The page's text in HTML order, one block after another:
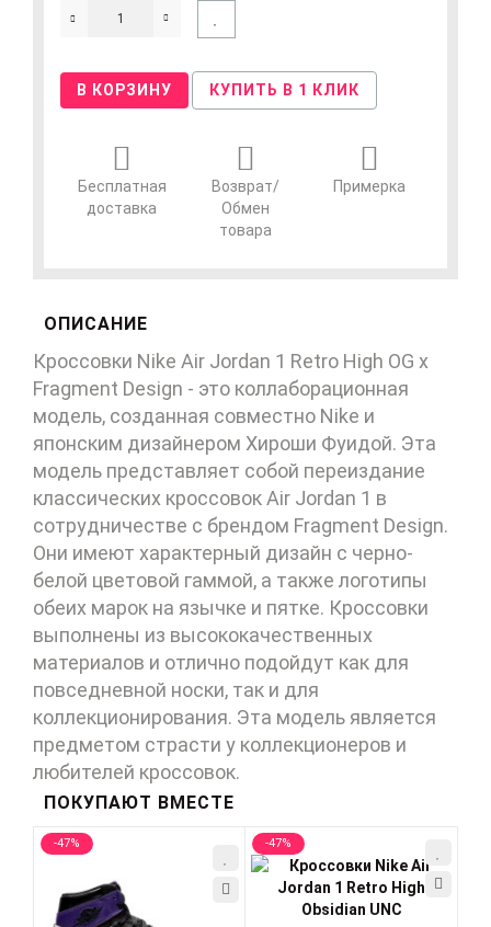
В КОРЗИНУ КУПИТЬ В 1 КЛИК
Бесплатная
доставка
Возврат/
Обмен
товара
Примерка
ОПИСАНИЕ
Кроссовки Nike Air Jordan 1 Retro High OG x
Fragment Design - это коллаборационная
модель, созданная совместно Nike и
японским дизайнером Хироши Фуидой. Эта
модель представляет собой переиздание
классических кроссовок Air Jordan 1 в
сотрудничестве с брендом Fragment Design.
Они имеют характерный дизайн с черно-
белой цветовой гаммой, а также логотипы
обеих марок на язычке и пятке. Кроссовки
выполнены из высококачественных
материалов и отлично подойдут как для
повседневной носки, так и для
коллекционирования. Эта модель является
предметом страсти у коллекционеров и
любителей кроссовок.
ПОКУПАЮТ ВМЕСТЕ
-47% -47%